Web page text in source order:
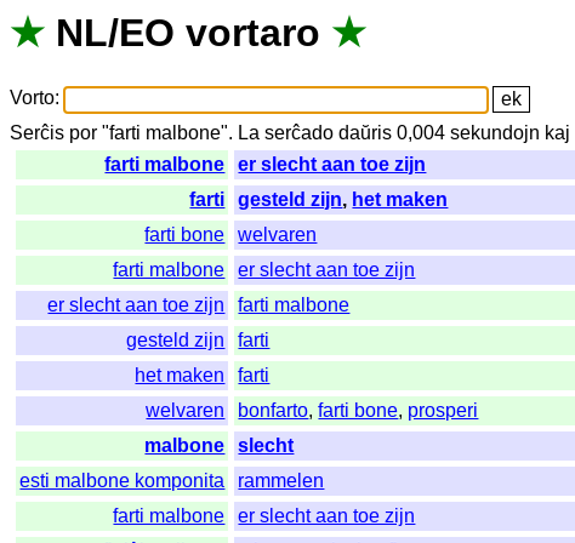
★ NL/EO vortaro ★
Vorto:
Serĉis por "farti malbone". La serĉado daŭris 0,004sekundojn kaj
farti malbone
er slecht aan toe zijn
farti
gesteld zijn, het maken
farti bone
welvaren
farti malbone
er slecht aan toe zijn
er slecht aan toe zijn
farti malbone
gesteld zijn
farti
het maken
farti
welvaren
bonfarto,farti bone, prosperi
malbone
slecht
esti malbone komponita
rammelen
farti malbone
er slecht aan toe zijn